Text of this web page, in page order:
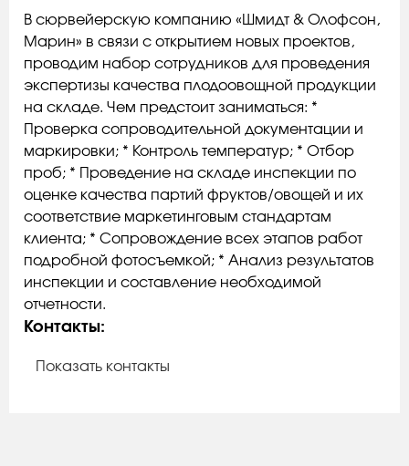
В сюрвейерскую компанию «Шмидт & Олофсон,
Марин» в связи с открытием новых проектов,
проводим набор сотрудников для проведения
экспертизы качества плодоовощной продукции
на складе. Чем предстоит заниматься: *
Проверка сопроводительной документации и
маркировки; * Контроль температур; * Отбор
проб; * Проведение на складе инспекции по
оценке качества партий фруктов/овощей и их
соответствие маркетинговым стандартам
клиента; * Сопровождение всех этапов работ
подробной фотосъемкой; * Анализ результатов
инспекции и составление необходимой
отчетности.
Контакты:
Показать контакты